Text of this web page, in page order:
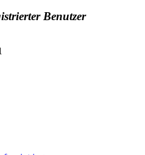
Benutzer